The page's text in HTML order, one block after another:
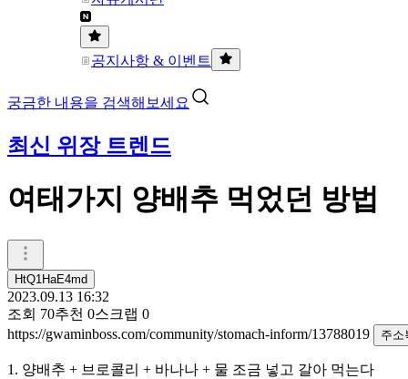
공지사항 & 이벤트
궁금한 내용을 검색해보세요
최신 위장 트렌드
여태가지 양배추 먹었던 방법
HtQ1HaE4md
2023.09.13 16:32
조회 70추천 0스크랩 0
https://gwaminboss.com/community/stomach-inform/13788019
주소
1. 양배추 + 브로콜리 + 바나나 + 물 조금 넣고 갈아 먹는다